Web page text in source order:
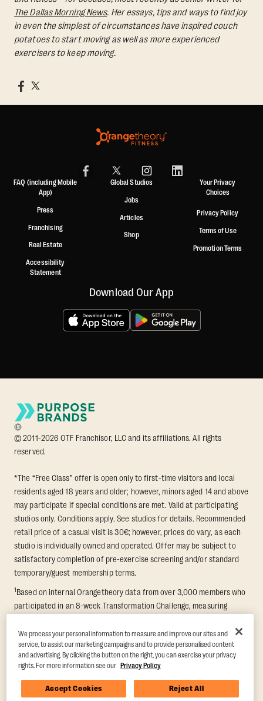
The Dallas Morning News. Her essays, tips and ways to find joy
in even the simplest of circumstances have inspired couch
potatoes to start moving as well as more experienced
exercisers to keep moving.
FAQ (including Mobile
App)
Press
Franchising
Real Estate
Accessibility
Statement
Global Studios
Jobs
Articles
Shop
Your Privacy
Choices
Privacy Policy
Terms of Use
Promotion Terms
Download Our App
© 2011-2026 OTF Franchisor, LLC and its affiliations. All rights
reserved.
*The “Free Class” offer is open only to first-time visitors and local
residents aged 18 years and older; however, minors aged 14 and above
may participate if special conditions are met. Valid at participating
studios only. Conditions apply. See studios for details. Recommended
retail price of a casual visit is 30€; however, prices do vary, as each
studio is individually owned and operated. Offer may be subject to
satisfactory completion of pre-exercise screening and/or standard
temporary/guest membership terms.
1Based on internal Orangetheory data from over 3,000 members who
participated in an 8-week Transformation Challenge, measuring
findings in Quindry et al., 2021: “Physiologic and Psychologic
Responses to a High Intensity Functional Training Program.” Journal of
Exercise Physiology Online, 24(2), 79–91.
We process your personal information to measure and improve our sites and
service, to assist our marketing campaigns and to provide personalised content
and advertising. By clicking the button on the right, you can exercise your privacy
rights. For more information see our Privacy Policy
Accept Cookies Reject All